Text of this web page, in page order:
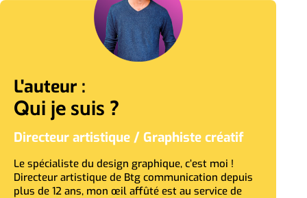
L'auteur :
Qui je suis ?
Directeur artistique / Graphiste créatif
Le spécialiste du design graphique, c’est moi !
Directeur artistique de Btg communication depuis
plus de 12 ans, mon œil affûté est au service de